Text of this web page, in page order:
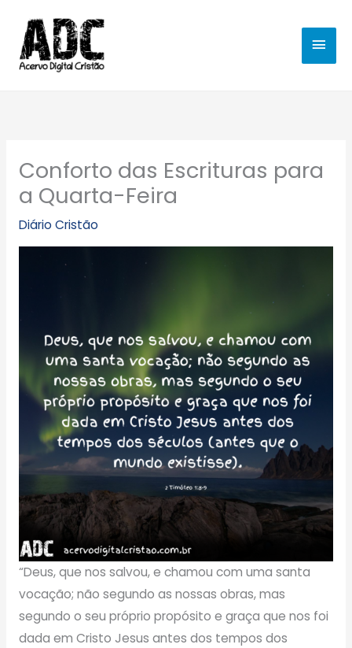
para
conteúdo
Conforto das Escrituras para
a Quarta-Feira
Diário Cristão
“Deus, que nos salvou, e chamou com uma santa
vocação; não segundo as nossas obras, mas
segundo o seu próprio propósito e graça que nos foi
dada em Cristo Jesus antes dos tempos dos